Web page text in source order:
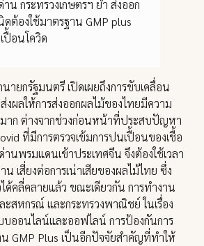
น กระทรวงเกษตรฯ ย้ำ ส่งออก
ต้องใช้มาตรฐาน GMP plus
ปื้อนโควิด
ายกรัฐมนตรี เปิดเผยถึงการขับเคลื่อน
ผลให้การส่งออกผลไม้ของไทยมีความ
าก ต่างจากช่วงก่อนหน้าที่ประสบปัญหา
ที่มีการตรวจเข้มการปนเปื้อนของเชื้อ
นพรมแดนเข้าประเทศจีน จึงต้องใช้เวลา
เสี่ยงต่อการเน่าเสียของผลไม้ไทย ซึ่ง
คลี่คลายแล้ว ขณะเดียวกัน การทำงาน
ะสหกรณ์ และกระทรวงพาณิชย์ ในเรื่อง
บออนไลน์และออฟไลน์ การป้องกันการ
GMP Plus เป็นอีกปัจจัยสำคัญที่ทำให้